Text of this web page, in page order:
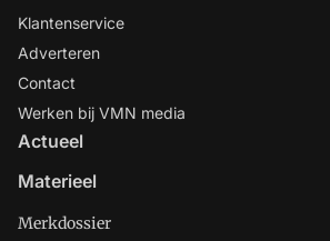
Klantenservice
Adverteren
Contact
Werken bij VMN media
Actueel
Materieel
Merkdossier